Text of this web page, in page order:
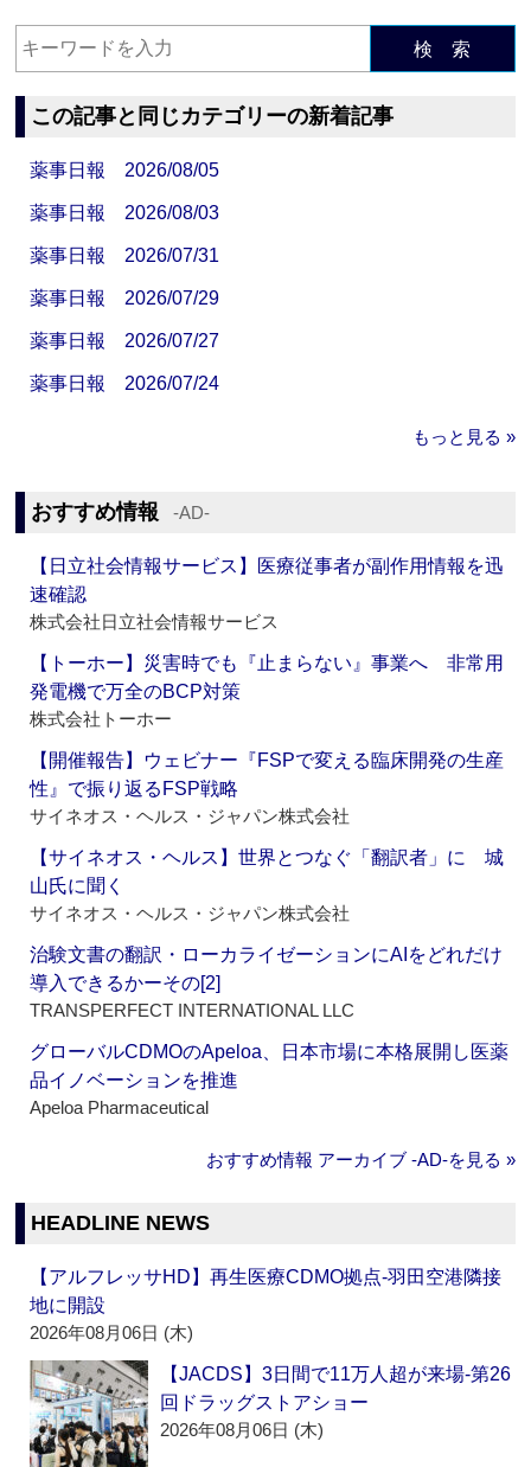
検 索
この記事と同じカテゴリーの新着記事
薬事日報 2026/08/05
薬事日報 2026/08/03
薬事日報 2026/07/31
薬事日報 2026/07/29
薬事日報 2026/07/27
薬事日報 2026/07/24
もっと見る »
おすすめ情報 ‐AD‐
【日立社会情報サービス】医療従事者が副作用情報を迅
速確認
株式会社日立社会情報サービス
【トーホー】災害時でも『止まらない』事業へ 非常用
発電機で万全のBCP対策
株式会社トーホー
【開催報告】ウェビナー『FSPで変える臨床開発の生産
性』で振り返るFSP戦略
サイネオス・ヘルス・ジャパン株式会社
【サイネオス・ヘルス】世界とつなぐ「翻訳者」に 城
山氏に聞く
サイネオス・ヘルス・ジャパン株式会社
治験文書の翻訳・ローカライゼーションにAIをどれだけ
導入できるかーその[2]
TRANSPERFECT INTERNATIONAL LLC
グローバルCDMOのApeloa、日本市場に本格展開し医薬
品イノベーションを推進
Apeloa Pharmaceutical
おすすめ情報 アーカイブ ‐AD‐を見る »
HEADLINE NEWS
【アルフレッサHD】再生医療CDMO拠点‐羽田空港隣接
地に開設
2026年08月06日 (木)
【JACDS】3日間で11万人超が来場‐第26
回ドラッグストアショー
2026年08月06日 (木)